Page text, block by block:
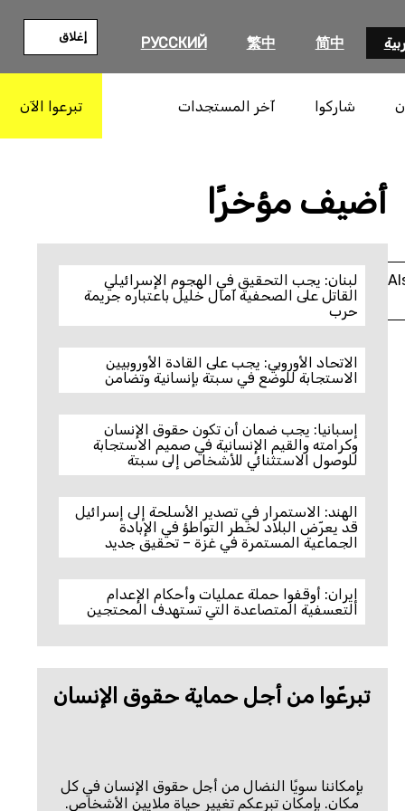
简中
繁中
РУССКИЙ إغلاق
شاركوا آخر المستجدات تبرعوا الآن
أضيف مؤخرًا
لبنان: يجب التحقيق في الهجوم الإسرائيلي
القاتل على الصحفية آمال خليل باعتباره جريمة
حرب
الاتحاد الأوروبي: يجب على القادة الأوروبيين
الاستجابة للوضع في سبتة بإنسانية وتضامن
إسبانيا: يجب ضمان أن تكون حقوق الإنسان
وكرامته والقيم الإنسانية في صميم الاستجابة
للوصول الاستثنائي للأشخاص إلى سبتة
الهند: الاستمرار في تصدير الأسلحة إلى إسرائيل
قد يعرّض البلاد لخطر التواطؤ في الإبادة
الجماعية المستمرة في غزة – تحقيق جديد
إيران: أوقفوا حملة عمليات وأحكام الإعدام
التعسفية المتصاعدة التي تستهدف المحتجين
تبرعّوا من أجل حماية حقوق الإنسان
بإمكاننا سويًا النضال من أجل حقوق الإنسان في كل
مكان. بإمكان تبرعكم تغيير حياة ملايين الأشخاص.